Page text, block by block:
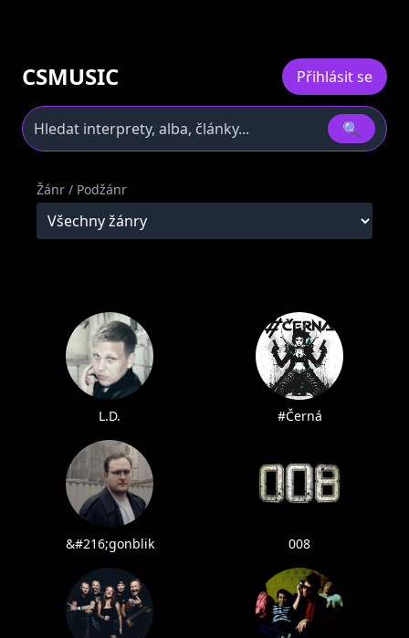
CSMUSIC Přihlásit se
🔍
Žánr / Podžánr
L.D. #Černá
&#216;gonblik 008